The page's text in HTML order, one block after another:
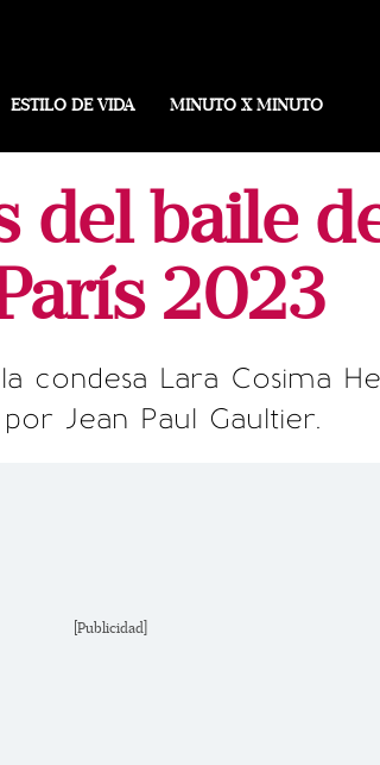
ESTILO DE VIDA MINUTO X MINUTO
del baile
2023
condesa Lara Cosima
Jean Paul Gaultier.
[Publicidad]